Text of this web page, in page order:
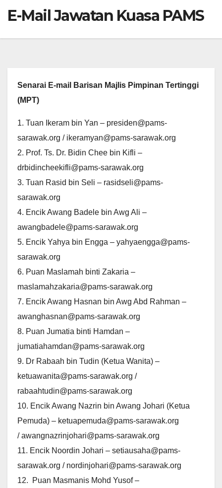
E-Mail Jawatan Kuasa PAMS
Senarai E-mail Barisan Majlis Pimpinan Tertinggi
(MPT)
1. Tuan Ikeram bin Yan – presiden@pams-
sarawak.org / ikeramyan@pams-sarawak.org
2. Prof. Ts. Dr. Bidin Chee bin Kifli –
drbidincheekifli@pams-sarawak.org
3. Tuan Rasid bin Seli – rasidseli@pams-
sarawak.org
4. Encik Awang Badele bin Awg Ali –
awangbadele@pams-sarawak.org
5. Encik Yahya bin Engga – yahyaengga@pams-
sarawak.org
6. Puan Maslamah binti Zakaria –
maslamahzakaria@pams-sarawak.org
7. Encik Awang Hasnan bin Awg Abd Rahman –
awanghasnan@pams-sarawak.org
8. Puan Jumatia binti Hamdan –
jumatiahamdan@pams-sarawak.org
9. Dr Rabaah bin Tudin (Ketua Wanita) –
ketuawanita@pams-sarawak.org /
rabaahtudin@pams-sarawak.org
10. Encik Awang Nazrin bin Awang Johari (Ketua
Pemuda) – ketuapemuda@pams-sarawak.org
/ awangnazrinjohari@pams-sarawak.org
11. Encik Noordin Johari – setiausaha@pams-
sarawak.org / nordinjohari@pams-sarawak.org
12. Puan Masmanis Mohd Yusof –